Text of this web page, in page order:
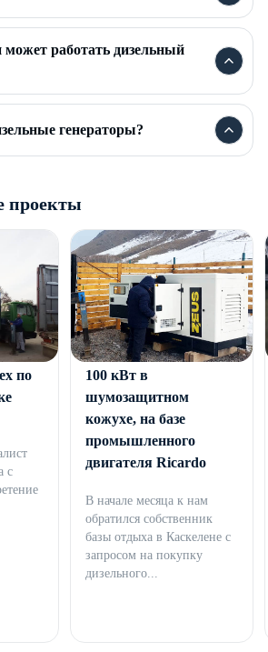
работать дизельный
генераторы?
проекты
по
с
Дизельный генератор
100 кВт в
шумозащитном
кожухе, на базе
промышленного
двигателя Ricardo
В начале месяца к нам
обратился собственник
базы отдыха в Каскелене с
запросом на покупку
дизельного...